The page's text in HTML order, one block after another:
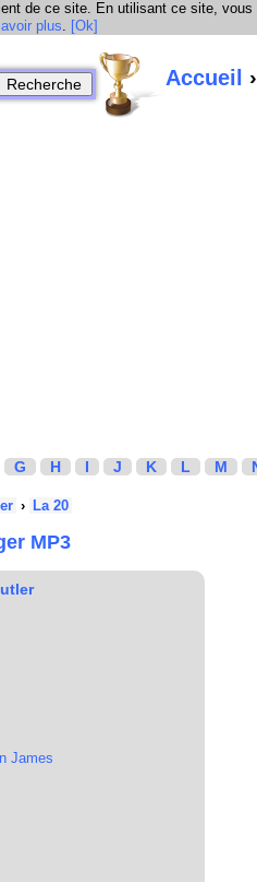
de ce site. En utilisant ce site, vous
plus. [Ok]
Accueil
G H I J K L M
› La 20
MP3
James